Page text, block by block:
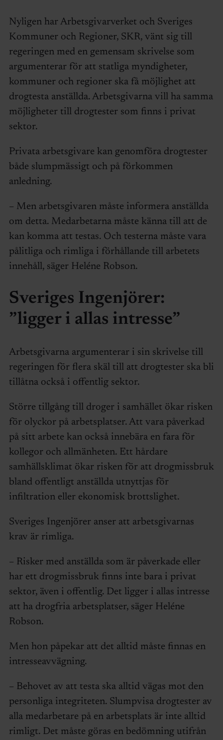
Nyligen har Arbetsgivarverket och Sveriges
Kommuner och Regioner, SKR, vänt sig till
regeringen med en gemensam skrivelse som
argumenterar för att statliga myndigheter,
kommuner och regioner ska få möjlighet att
drogtesta anställda. Arbetsgivarna vill ha samma
möjligheter till drogtester som finns i privat
sektor.
Privata arbetsgivare kan genomföra drogtester
både slumpmässigt och på förkommen
anledning.
– Men arbetsgivaren måste informera anställda
om detta. Medarbetarna måste känna till att de
kan komma att testas. Och testerna måste vara
pålitliga och rimliga i förhållande till arbetets
innehåll, säger Heléne Robson.
Sveriges Ingenjörer:
”ligger i allas intresse”
Arbetsgivarna argumenterar i sin skrivelse till
regeringen för flera skäl till att drogtester ska bli
tillåtna också i offentlig sektor.
Större tillgång till droger i samhället ökar risken
för olyckor på arbetsplatser. Att vara påverkad
på sitt arbete kan också innebära en fara för
kollegor och allmänheten. Ett hårdare
samhällsklimat ökar risken för att drogmissbruk
bland offentligt anställda utnyttjas för
infiltration eller ekonomisk brottslighet.
Sveriges Ingenjörer anser att arbetsgivarnas
krav är rimliga.
– Risker med anställda som är påverkade eller
har ett drogmissbruk finns inte bara i privat
sektor, även i offentlig. Det ligger i allas intresse
att ha drogfria arbetsplatser, säger Heléne
Robson.
Men hon påpekar att det alltid måste finnas en
intresseavvägning.
– Behovet av att testa ska alltid vägas mot den
personliga integriteten. Slumpvisa drogtester av
alla medarbetare på en arbetsplats är inte alltid
rimligt. Det måste göras en bedömning utifrån